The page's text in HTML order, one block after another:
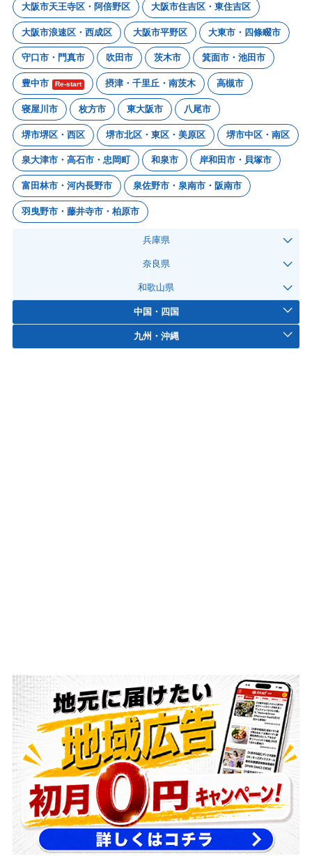
大阪市天王寺区・阿倍野区 大阪市住吉区・東住吉区
大阪市浪速区・西成区 大阪市平野区 大東市・四條畷市
守口市・門真市 吹田市 茨木市 箕面市・池田市
豊中市 Re-start 摂津・千里丘・南茨木 高槻市
寝屋川市 枚方市 東大阪市 八尾市
堺市堺区・西区 堺市北区・東区・美原区 堺市中区・南区
泉大津市・高石市・忠岡町 和泉市 岸和田市・貝塚市
富田林市・河内長野市 泉佐野市・泉南市・阪南市
羽曳野市・藤井寺市・柏原市
兵庫県
奈良県
和歌山県
中国・四国
九州・沖縄